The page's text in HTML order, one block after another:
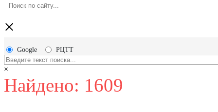
×
Google РЦТТ
×
Найдено: 1609